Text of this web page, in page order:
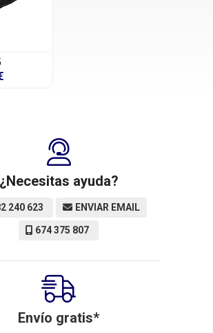
¿Necesitas ayuda?
240 623 ENVIAR EMAIL
674 375 807
Envío gratis*